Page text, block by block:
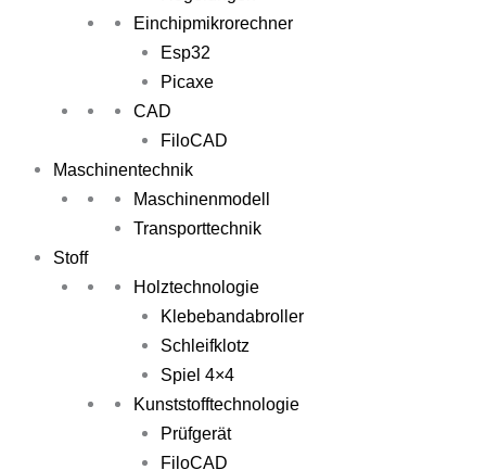
Einchipmikrorechner
Esp32
Picaxe
CAD
FiloCAD
Maschinentechnik
Maschinenmodell
Transporttechnik
Stoff
Holztechnologie
Klebebandabroller
Schleifklotz
Spiel 4×4
Kunststofftechnologie
Prüfgerät
FiloCAD